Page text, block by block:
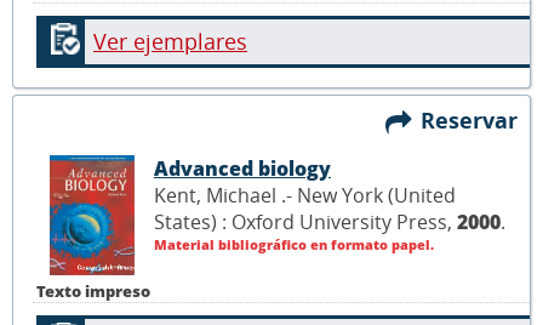
Ver ejemplares
Reservar
Texto impreso
Advanced biology
Kent, Michael .- New York (United
States) : Oxford University Press, 2000.
Material bibliográfico en formato papel.